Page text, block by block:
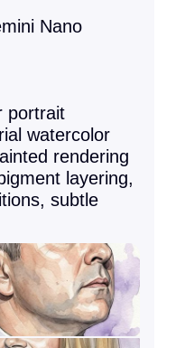
Nano
portrait
watercolor
rendering
layering,
subtle